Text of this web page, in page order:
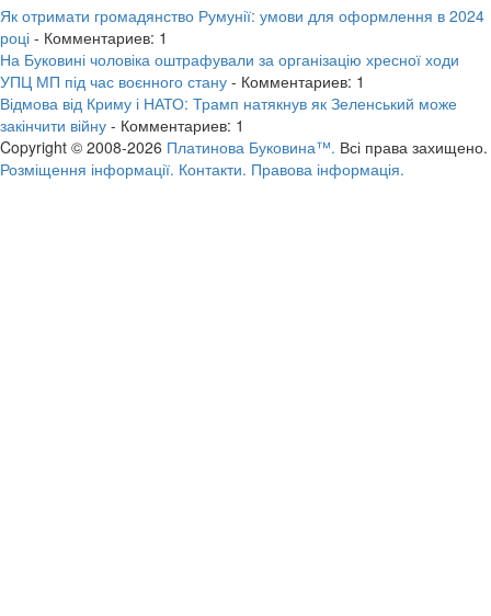
Як отримати громадянство Румунії: умови для оформлення в 2024
році - Комментариев: 1
На Буковині чоловіка оштрафували за організацію хресної ходи
УПЦ МП під час воєнного стану - Комментариев: 1
Відмова від Криму і НАТО: Трамп натякнув як Зеленський може
закінчити війну - Комментариев: 1
Copyright © 2008-2026 Платинова Буковина™. Всі права захищено.
Розміщення інформації. Контакти. Правова інформація.